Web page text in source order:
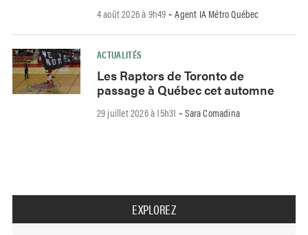
4 août 2026 à 9h49 -Agent IA Métro Québec
ACTUALITÉS
Les Raptors de Toronto de
passage à Québec cet automne
29 juillet 2026 à 15h31 -Sara Comadina
EXPLOREZ